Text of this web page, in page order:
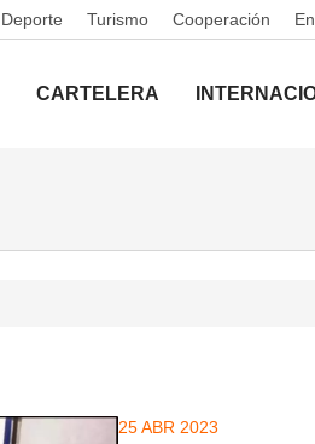
Deporte Turismo Cooperación
CARTELERA
25 ABR 2023